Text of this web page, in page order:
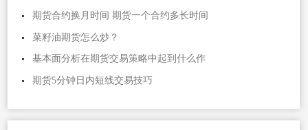
期货合约换月时间 期货一个合约多长时间
菜籽油期货怎么炒？
基本面分析在期货交易策略中起到什么作
期货5分钟日内短线交易技巧